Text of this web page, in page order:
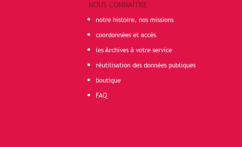
NOUS CONNAÎTRE
notre histoire, nos missions
coordonnées et accès
les Archives à votre service
réutilisation des données publiques
boutique
FAQ